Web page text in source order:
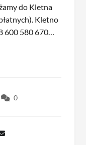
do Kletna
Kletno
600 580 670…
0